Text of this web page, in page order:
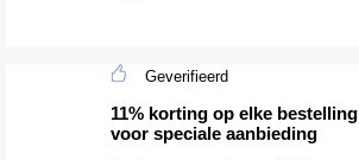
Geverifieerd
11% korting op elke bestelling
voor speciale aanbieding